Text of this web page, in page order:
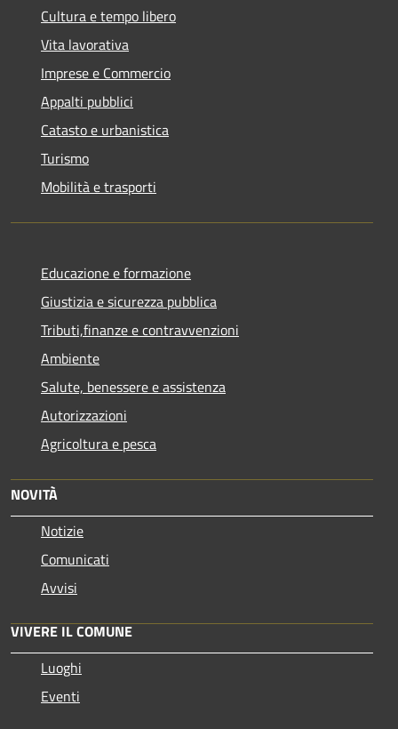
Cultura e tempo libero
Vita lavorativa
Imprese e Commercio
Appalti pubblici
Catasto e urbanistica
Turismo
Mobilità e trasporti
Educazione e formazione
Giustizia e sicurezza pubblica
Tributi,finanze e contravvenzioni
Ambiente
Salute, benessere e assistenza
Autorizzazioni
Agricoltura e pesca
NOVITÀ
Notizie
Comunicati
Avvisi
VIVERE IL COMUNE
Luoghi
Eventi